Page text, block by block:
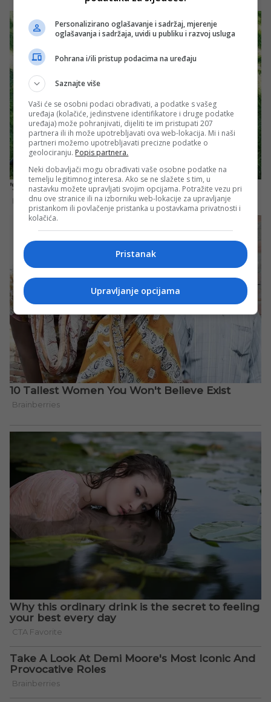
Personalizirano oglašavanje i sadržaj, mjerenje
oglašavanja i sadržaja, uvidi u publiku i razvoj usluga
Pohrana i/ili pristup podacima na uređaju
Saznajte više
Vaši će se osobni podaci obrađivati, a podatke s vašeg
uređaja (kolačiće, jedinstvene identifikatore i druge podatke
uređaja) može pohranjivati, dijeliti te im pristupati 207
partnera ili ih može upotrebljavati ova web-lokacija. Mi i naši
partneri možemo upotrebljavati precizne podatke o
geolociranju. Popis partnera.
Neki dobavljači mogu obrađivati vaše osobne podatke na
temelju legitimnog interesa. Ako se ne slažete s tim, u
nastavku možete upravljati svojim opcijama. Potražite vezu pri
dnu ove stranice ili na izborniku web-lokacije za upravljanje
pristankom ili povlačenje pristanka u postavkama privatnosti i
kolačića.
Pristanak
Upravljanje opcijama